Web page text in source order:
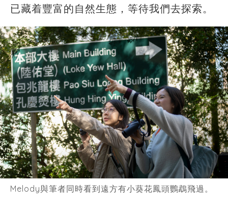
已藏着豐富的自然生態，等待我們去探索。
Melody與筆者同時看到遠方有小葵花鳳頭鸚鵡飛過。